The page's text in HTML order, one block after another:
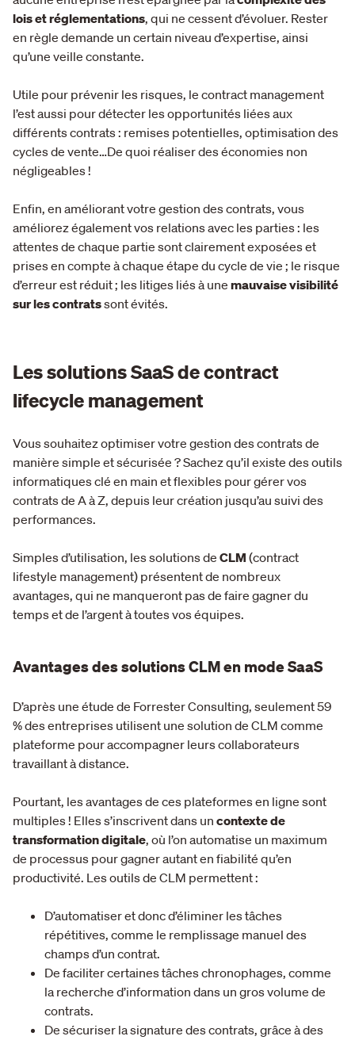
lois et réglementations, qui ne cessent d’évoluer. Rester
en règle demande un certain niveau d’expertise, ainsi
qu’une veille constante.
Utile pour prévenir les risques, le contract management
l’est aussi pour détecter les opportunités liées aux
différents contrats : remises potentielles, optimisation des
cycles de vente…De quoi réaliser des économies non
négligeables !
Enfin, en améliorant votre gestion des contrats, vous
améliorez également vos relations avec les parties : les
attentes de chaque partie sont clairement exposées et
prises en compte à chaque étape du cycle de vie ; le risque
d’erreur est réduit ; les litiges liés à une mauvaise visibilité
sur les contratssont évités.
Les solutions SaaS de contract
lifecycle management
Vous souhaitez optimiser votre gestion des contrats de
manière simple et sécurisée ? Sachez qu’il existe des outils
informatiques clé en main et flexibles pour gérer vos
contrats de A à Z, depuis leur création jusqu’au suivi des
performances.
Simples d’utilisation, les solutions de CLM (contract
lifestyle management) présentent de nombreux
avantages, qui ne manqueront pas de faire gagner du
temps et de l’argent à toutes vos équipes.
Avantages des solutions CLM en mode SaaS
D’après une étude de Forrester Consulting, seulement 59
% des entreprises utilisent une solution de CLM comme
plateforme pour accompagner leurs collaborateurs
travaillant à distance.
Pourtant, les avantages de ces plateformes en ligne sont
multiples ! Elles s’inscrivent dans un contexte de
transformation digitale, où l’on automatise un maximum
de processus pour gagner autant en fiabilité qu’en
productivité. Les outils de CLM permettent :
D’automatiser et donc d’éliminer les tâches
répétitives, comme le remplissage manuel des
champs d’un contrat.
De faciliter certaines tâches chronophages, comme
la recherche d’information dans un gros volume de
contrats.
De sécuriser la signature des contrats, grâce à des